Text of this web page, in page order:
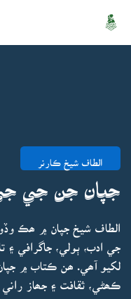
الطاف شيخ ڪارنر
جپان جن جي
الطاف شيخ جپان ۾ ھڪ وڏو
جي ادب، ٻولي، جاگرافي ۽
لکيو آھي. ھن ڪتاب ۾ جپان
ڪھڻي، ثقافت ۽ جھاز